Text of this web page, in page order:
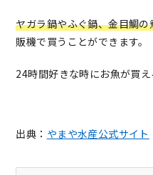
ヤガラ鍋やふぐ鍋、金目鯛の
販機で買うことができます。
24時間好きな時にお魚が買
出典： やまや水産公式サイト